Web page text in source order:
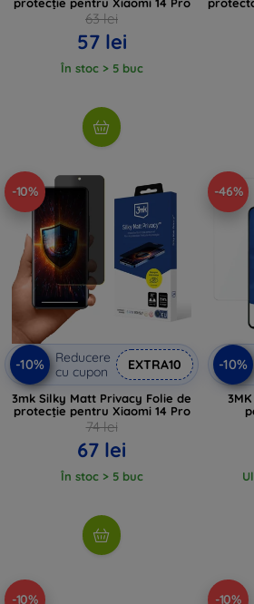
63 lei
57 lei
În stoc > 5 buc
-10%
-10%
Reducere
cu cupon
EXTRA10
3mk Silky Matt Privacy Folie de
protecție pentru Xiaomi 14 Pro
74 lei
67 lei
În stoc > 5 buc
-46%
-10%
-10% -10%